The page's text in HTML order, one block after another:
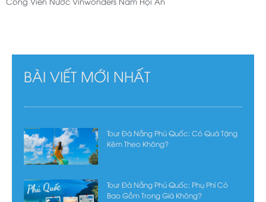
BÀI VIẾT MỚI NHẤT
Tour Đà Nẵng Phú Quốc: Có Quà Tặng
Kèm Theo Không?
Tour Đà Nẵng Phú Quốc: Phụ Phí Có
Bao Gồm Trong Giá Không?